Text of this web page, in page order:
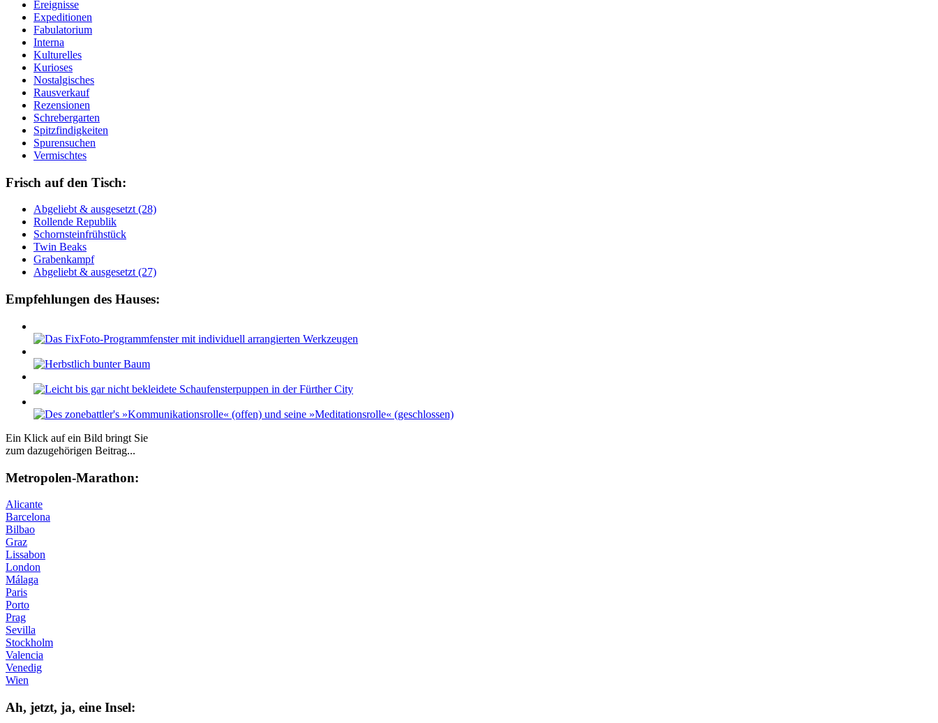
Ereignisse
Expeditionen
Fabulatorium
Interna
Kulturelles
Kurioses
Nostalgisches
Rausverkauf
Rezensionen
Schrebergarten
Spitzfindigkeiten
Spurensuchen
Vermischtes
Frisch auf den Tisch:
Ab­ge­liebt & aus­ge­setzt (28)
Rol­len­de Re­pu­blik
Schorn­stein­früh­stück
Twin Beaks
Gra­ben­kampf
Ab­ge­liebt & aus­ge­setzt (27)
Empfehlungen des Hauses:
Ein Klick auf ein Bild bringt Sie
zum dazugehörigen Beitrag...
Me­tro­po­len-Ma­ra­thon:
Alicante
Barcelona
Bilbao
Graz
Lissabon
London
Málaga
Paris
Porto
Prag
Sevilla
Stockholm
Valencia
Venedig
Wien
Ah, jetzt, ja, ei­ne In­sel: